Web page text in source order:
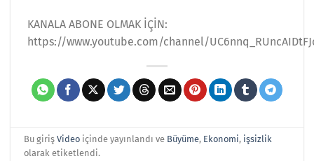
KANALA ABONE OLMAK İÇİN:
https://www.youtube.com/channel/
Bu girişVideo içinde yayınlandı ve Büyüme, Ekonomi, işsizlik
olarak etiketlendi.